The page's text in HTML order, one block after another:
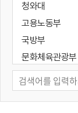
청와대
고용노동부
국방부
문화체육관광부
성평등가족부
통일부